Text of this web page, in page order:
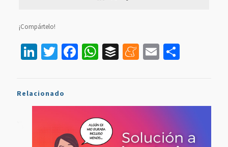
¡Compártelo!
LinkedIn
Twitter
Facebook
WhatsApp
BufferMeneame
Email
Relacionado